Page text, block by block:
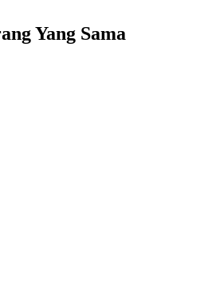
Yang Sama